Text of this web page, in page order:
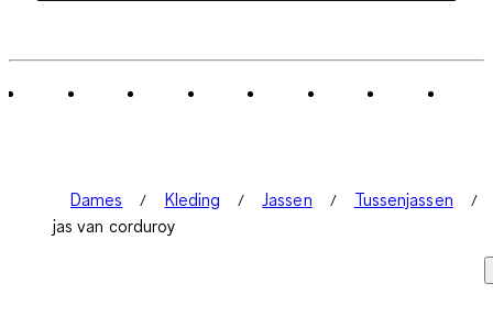
Dames Kleding Jassen
Tussenjassen
jas van corduroy